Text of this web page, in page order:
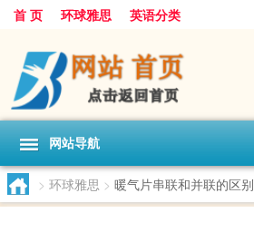
首 页 环球雅思 英语分类
网站导航
> 环球雅思 > 暖气片串联和并联的区别